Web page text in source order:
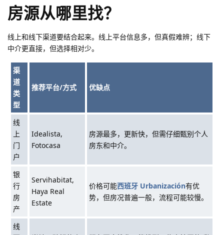
房源从哪里找？
线上和线下渠道要结合起来。线上平台信息多，但真假难辨；线下
中介更直接，但选择相对少。
渠
道
类
型
推荐平台/方式 优缺点
线
上
门
户
Idealista,
Fotocasa
房源最多，更新快，但需仔细甄别个人
房东和中介。
银
行
房
产
Servihabitat,
Haya Real
Estate
价格可能西班牙 Urbanización有优
势，但房况普遍一般，流程可能较慢。
线